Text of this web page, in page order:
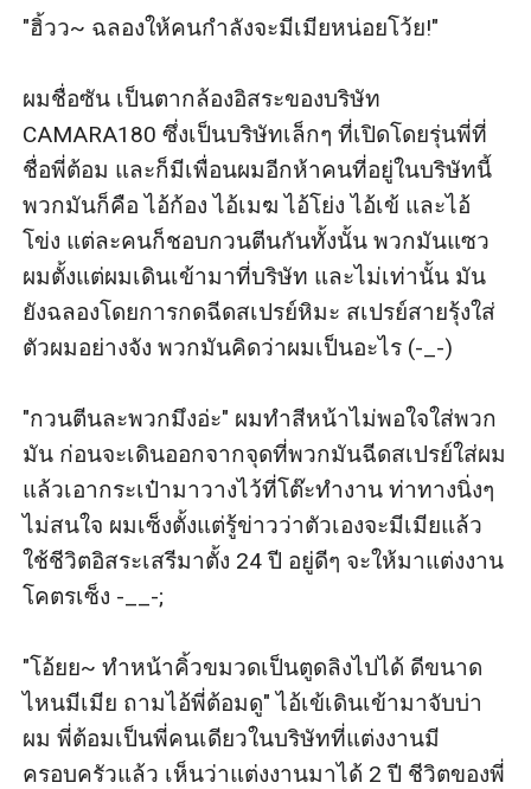
"ฮิ้วว~ ฉลองให้คนกำลังจะมีเมียหน่อยโว้ย!"
ผมชื่อซัน เป็นตากล้องอิสระของบริษัท
CAMARA180 ซึ่งเป็นบริษัทเล็กๆ ที่เปิดโดยรุ่นพี่ที่
ชื่อพี่ต้อม และก็มีเพื่อนผมอีกห้าคนที่อยู่ในบริษัทนี้
พวกมันก็คือ ไอ้ก้อง ไอ้เมฆ ไอ้โย่ง ไอ้เข้ และไอ้
โข่ง แต่ละคนก็ชอบกวนตีนกันทั้งนั้น พวกมันแซว
ผมตั้งแต่ผมเดินเข้ามาที่บริษัท และไม่เท่านั้น มัน
ยังฉลองโดยการกดฉีดสเปรย์หิมะ สเปรย์สายรุ้งใส่
ตัวผมอย่างจัง พวกมันคิดว่าผมเป็นอะไร (-_-)
"กวนตีนละพวกมึงอ่ะ" ผมทำสีหน้าไม่พอใจใส่พวก
มัน ก่อนจะเดินออกจากจุดที่พวกมันฉีดสเปรย์ใส่ผม
แล้วเอากระเป๋ามาวางไว้ที่โต๊ะทำงาน ท่าทางนิ่งๆ
ไม่สนใจ ผมเซ็งตั้งแต่รู้ข่าวว่าตัวเองจะมีเมียแล้ว
ใช้ชีวิตอิสระเสรีมาตั้ง 24 ปี อยู่ดีๆ จะให้มาแต่งงาน
โคตรเซ็ง -__-;
"โอ้ยย~ ทำหน้าคิ้วขมวดเป็นตูดลิงไปได้ ดีขนาด
ไหนมีเมีย ถามไอ้พี่ต้อมดู" ไอ้เข้เดินเข้ามาจับบ่า
ผม พี่ต้อมเป็นพี่คนเดียวในบริษัทที่แต่งงานมี
ครอบครัวแล้ว เห็นว่าแต่งงานมาได้ 2 ปี ชีวิตของพี่